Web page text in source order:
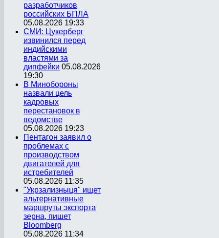
разработчиков
российских БПЛА
05.08.2026 19:33
СМИ: Цукерберг
извинился перед
индийскими
властями за
дипфейки 05.08.2026
19:30
В Минобороны
назвали цель
кадровых
перестановок в
ведомстве
05.08.2026 19:23
Пентагон заявил о
проблемах с
производством
двигателей для
истребителей
05.08.2026 11:35
"Укрзализныця" ищет
альтернативные
маршруты экспорта
зерна, пишет
Bloomberg
05.08.2026 11:34